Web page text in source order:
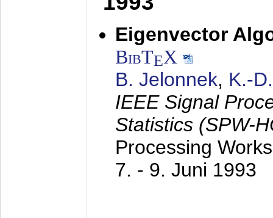
Eigenvector
BibTEX
B. Jelonnek, K.-
IEEE Signal
Statistics (SPW-
Processing
7. - 9. Juni 1993